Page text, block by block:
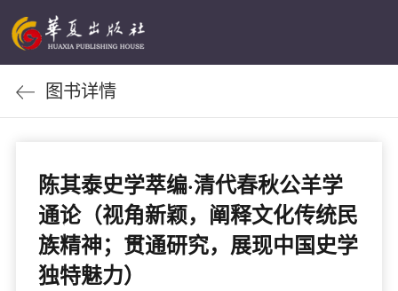
图书详情
陈其泰史学萃编·清代春秋公羊学
通论（视角新颖，阐释文化传统民
族精神；贯通研究，展现中国史学
独特魅力）